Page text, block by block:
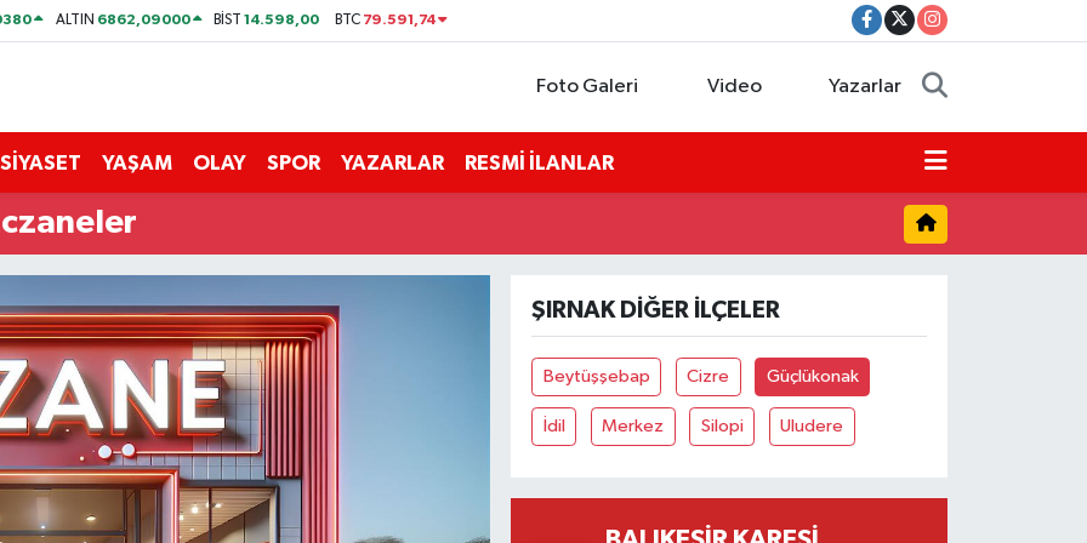
ALTIN 6862,09000 BİST14.598,00 BTC 79.591,74
Foto Galeri Video Yazarlar
SİYASET YAŞAM OLAY SPOR YAZARLAR RESMİ İLANLAR
ŞIRNAK DIĞER İLÇELER
Beytüşşebap Cizre Güçlükonak
İdil Merkez Silopi Uludere